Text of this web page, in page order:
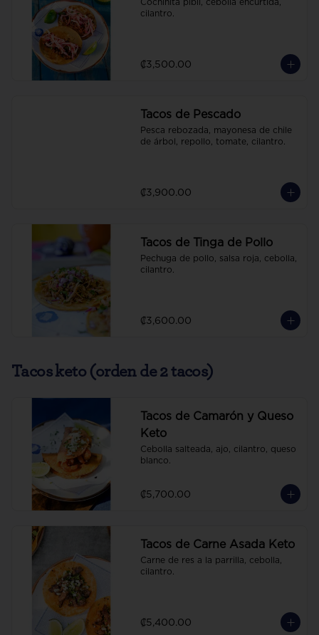
Cochinita pibil, cebolla encurtida,
cilantro.
₡3,500.00
Tacos de Pescado
Pesca rebozada, mayonesa de chile
de árbol, repollo, tomate, cilantro.
₡3,900.00
Tacos de Tinga de Pollo
Pechuga de pollo, salsa roja, cebolla,
cilantro.
₡3,600.00
Tacos keto (orden de 2 tacos)
Tacos de Camarón y Queso
Keto
Cebolla salteada, ajo, cilantro, queso
blanco.
₡5,700.00
Tacos de Carne Asada Keto
Carne de res a la parrilla, cebolla,
cilantro.
₡5,400.00